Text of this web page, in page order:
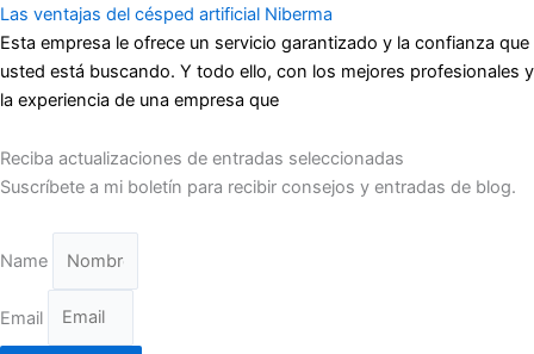
Las ventajas del césped artificial Niberma
Esta empresa le ofrece un servicio garantizado y la confianza que
usted está buscando. Y todo ello, con los mejores profesionales y
la experiencia de una empresa que
Reciba actualizaciones de entradas seleccionadas
Suscríbete a mi boletín para recibir consejos y entradas de blog.
Name
Email